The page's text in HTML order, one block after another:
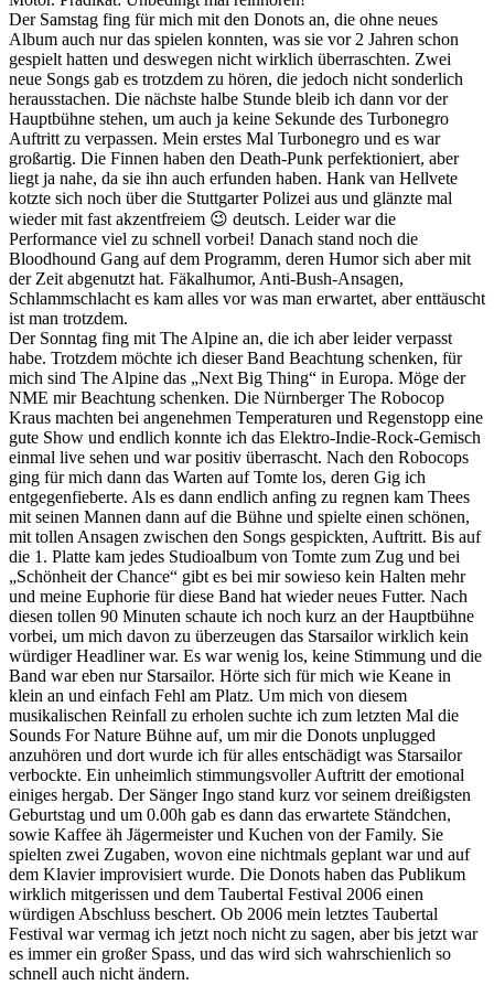
Der Samstag fing für mich mit den Donots an, die ohne neues
Album auch nur das spielen konnten, was sie vor 2 Jahren schon
gespielt hatten und deswegen nicht wirklich überraschten. Zwei
neue Songs gab es trotzdem zu hören, die jedoch nicht sonderlich
herausstachen. Die nächste halbe Stunde bleib ich dann vor der
Hauptbühne stehen, um auch ja keine Sekunde des Turbonegro
Auftritt zu verpassen. Mein erstes Mal Turbonegro und es war
großartig. Die Finnen haben den Death-Punk perfektioniert, aber
liegt ja nahe, da sie ihn auch erfunden haben. Hank van Hellvete
kotzte sich noch über die Stuttgarter Polizei aus und glänzte mal
wieder mit fast akzentfreiem 😉 deutsch. Leider war die
Performance viel zu schnell vorbei! Danach stand noch die
Bloodhound Gang auf dem Programm, deren Humor sich aber mit
der Zeit abgenutzt hat. Fäkalhumor, Anti-Bush-Ansagen,
Schlammschlacht es kam alles vor was man erwartet, aber enttäuscht
ist man trotzdem.
Der Sonntag fing mit The Alpine an, die ich aber leider verpasst
habe. Trotzdem möchte ich dieser Band Beachtung schenken, für
mich sind The Alpine das „Next Big Thing“ in Europa. Möge der
NME mir Beachtung schenken. Die Nürnberger The Robocop
Kraus machten bei angenehmen Temperaturen und Regenstopp eine
gute Show und endlich konnte ich das Elektro-Indie-Rock-Gemisch
einmal live sehen und war positiv überrascht. Nach den Robocops
ging für mich dann das Warten auf Tomte los, deren Gig ich
entgegenfieberte. Als es dann endlich anfing zu regnen kam Thees
mit seinen Mannen dann auf die Bühne und spielte einen schönen,
mit tollen Ansagen zwischen den Songs gespickten, Auftritt. Bis auf
die 1. Platte kam jedes Studioalbum von Tomte zum Zug und bei
„Schönheit der Chance“ gibt es bei mir sowieso kein Halten mehr
und meine Euphorie für diese Band hat wieder neues Futter. Nach
diesen tollen 90 Minuten schaute ich noch kurz an der Hauptbühne
vorbei, um mich davon zu überzeugen das Starsailor wirklich kein
würdiger Headliner war. Es war wenig los, keine Stimmung und die
Band war eben nur Starsailor. Hörte sich für mich wie Keane in
klein an und einfach Fehl am Platz. Um mich von diesem
musikalischen Reinfall zu erholen suchte ich zum letzten Mal die
Sounds For Nature Bühne auf, um mir die Donots unplugged
anzuhören und dort wurde ich für alles entschädigt was Starsailor
verbockte. Ein unheimlich stimmungsvoller Auftritt der emotional
einiges hergab. Der Sänger Ingo stand kurz vor seinem dreißigsten
Geburtstag und um 0.00h gab es dann das erwartete Ständchen,
sowie Kaffee äh Jägermeister und Kuchen von der Family. Sie
spielten zwei Zugaben, wovon eine nichtmals geplant war und auf
dem Klavier improvisiert wurde. Die Donots haben das Publikum
wirklich mitgerissen und dem Taubertal Festival 2006 einen
würdigen Abschluss beschert. Ob 2006 mein letztes Taubertal
Festival war vermag ich jetzt noch nicht zu sagen, aber bis jetzt war
es immer ein großer Spass, und das wird sich wahrschienlich so
schnell auch nicht ändern.